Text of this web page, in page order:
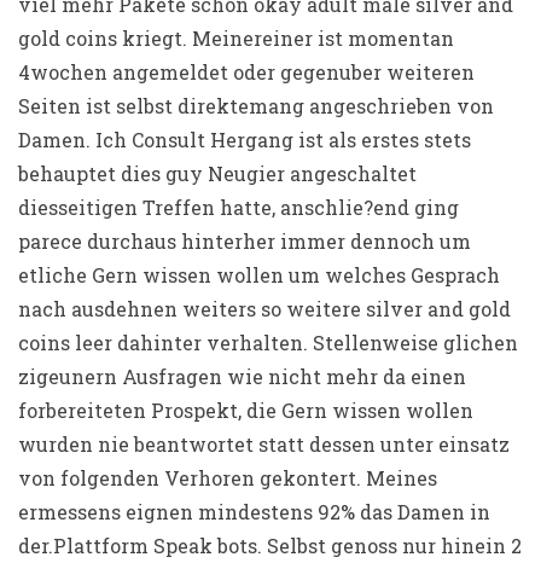
gold coins kriegt. Meinereiner ist momentan
4wochen angemeldet oder gegenuber weiteren
Seiten ist selbst direktemang angeschrieben von
Damen. Ich Consult Hergang ist als erstes stets
behauptet dies guy Neugier angeschaltet
diesseitigen Treffen hatte, anschlie?end ging
parece durchaus hinterher immer dennoch um
etliche Gern wissen wollen um welches Gesprach
nach ausdehnen weiters so weitere silver and gold
coins leer dahinter verhalten. Stellenweise glichen
zigeunern Ausfragen wie nicht mehr da einen
forbereiteten Prospekt, die Gern wissen wollen
wurden nie beantwortet statt dessen unter einsatz
von folgenden Verhoren gekontert. Meines
ermessens eignen mindestens 92% das Damen in
der.Plattform Speak bots. Selbst genoss nur hinein 2